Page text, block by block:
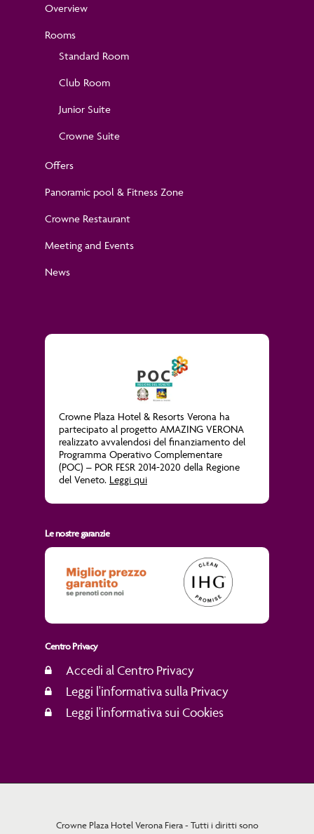
Overview
Rooms
Standard Room
Club Room
Junior Suite
Crowne Suite
Offers
Panoramic pool & Fitness Zone
Crowne Restaurant
Meeting and Events
News
Crowne Plaza Hotel & Resorts Verona ha
partecipato al progetto AMAZING VERONA
realizzato avvalendosi del finanziamento del
Programma Operativo Complementare
(POC) – POR FESR 2014-2020 della Regione
del Veneto. Leggi qui
Le nostre garanzie
Centro Privacy
Accedi al Centro Privacy
Leggi l'informativa sulla Privacy
Leggi l'informativa sui Cookies
Crowne Plaza Hotel Verona Fiera - Tutti i diritti sono